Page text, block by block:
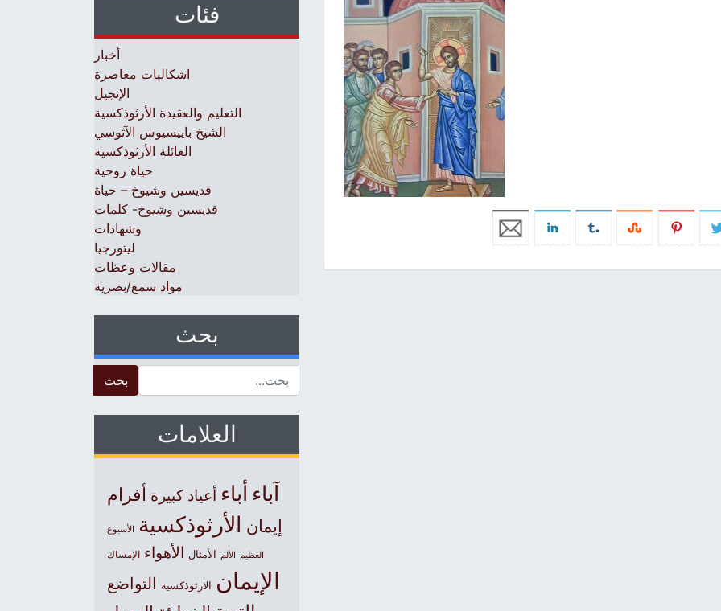
فئات
أخبار
اشكاليات معاصرة
الإنجيل
التعليم والعقيدة الأرثوذكسية
الشيخ باييسيوس الآثوسي
العائلة الأرثوذكسية
حياة روحية
قديسين وشيوخ – حياة
قديسين وشيوخ- كلمات
وشهادات
ليتورجيا
مقالات وعظات
مواد سمع/بصرية
بحث
العلامات
آباء أباء أعياد كبيرة أفرام
إيمان الأرثوذكسية الأسبوع
العظيم الألم الأمثال الأهواء الإمساك
الإيمان الارثوذكسية التواضع